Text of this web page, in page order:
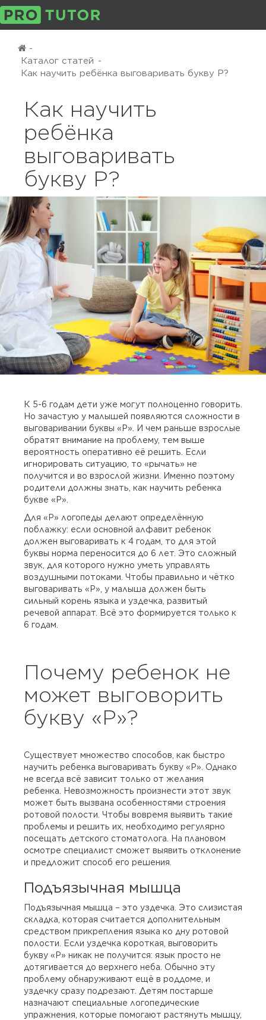
-
Каталог статей -
Как научить ребёнка выговаривать букву Р?
Как научить
ребёнка
выговаривать
букву Р?
К 5-6 годам дети уже могут полноценно говорить.
Но зачастую у малышей появляются сложности в
выговаривании буквы «Р». И чем раньше взрослые
обратят внимание на проблему, тем выше
вероятность оперативно её решить. Если
игнорировать ситуацию, то «рычать» не
получится и во взрослой жизни. Именно поэтому
родители должны знать, как научить ребенка
букве «Р».
Для «Р» логопеды делают определённую
поблажку: если основной алфавит ребенок
должен выговаривать к 4 годам, то для этой
буквы норма переносится до 6 лет. Это сложный
звук, для которого нужно уметь управлять
воздушными потоками. Чтобы правильно и чётко
выговаривать «Р», у малыша должен быть
сильный корень языка и уздечка, развитый
речевой аппарат. Всё это формируется только к
6 годам.
Почему ребенок не
может выговорить
букву «Р»?
Существует множество способов, как быстро
научить ребенка выговаривать букву «Р». Однако
не всегда всё зависит только от желания
ребенка. Невозможность произнести этот звук
может быть вызвана особенностями строения
ротовой полости. Чтобы вовремя выявить такие
проблемы и решить их, необходимо регулярно
посещать детского стоматолога. На плановом
осмотре специалист сможет выявить отклонение
и предложит способ его решения.
Подъязычная мышца
Подъязычная мышца – это уздечка. Это слизистая
складка, которая считается дополнительным
средством прикрепления языка ко дну ротовой
полости. Если уздечка короткая, выговорить
букву «Р» никак не получится: язык просто не
дотягивается до верхнего неба. Обычно эту
проблему обнаруживают ещё в роддоме, и
уздечку сразу подрезают. Детям постарше
назначают специальные логопедические
упражнения, которые помогают растянуть мышцу,